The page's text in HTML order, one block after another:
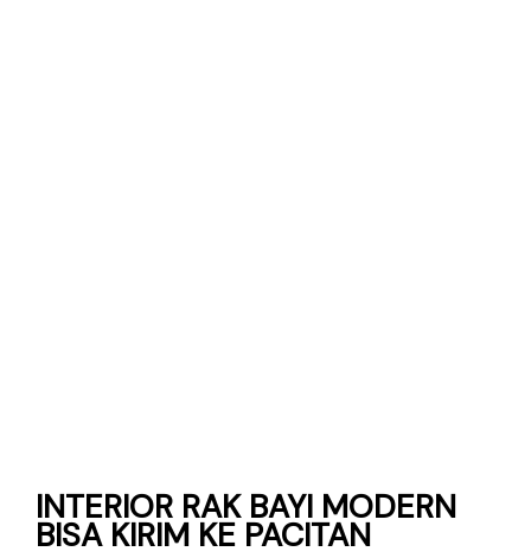
INTERIOR RAK BAYI MODERN
BISA KIRIM KE PACITAN